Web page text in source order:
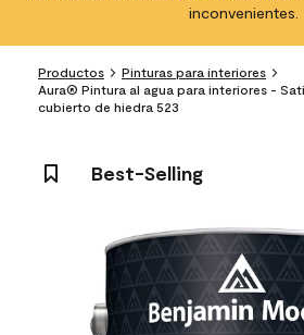
inconvenientes.
Productos
Pinturas para interiores
Aura® Pintura al agua para interiores -
cubierto de hiedra 523
Best-Selling